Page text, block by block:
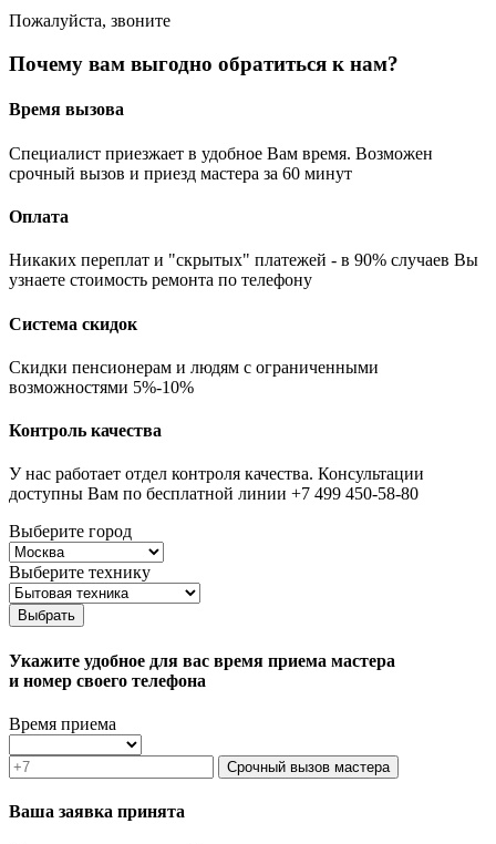
Пожалуйста, звоните
Почему вам выгодно обратиться к нам?
Время вызова
Специалист приезжает в удобное Вам время. Возможен
срочный вызов и приезд мастера за 60 минут
Оплата
Никаких переплат и "скрытых" платежей - в 90% случаев Вы
узнаете стоимость ремонта по телефону
Система скидок
Скидки пенсионерам и людям с ограниченными
возможностями 5%-10%
Контроль качества
У нас работает отдел контроля качества. Консультации
доступны Вам по бесплатной линии +7 499 450-58-80
Выберите город
Выберите технику
Выбрать
Укажите удобное для вас время приема мастера
и номер своего телефона
Время приема
Срочный вызов мастера
Ваша заявка принята